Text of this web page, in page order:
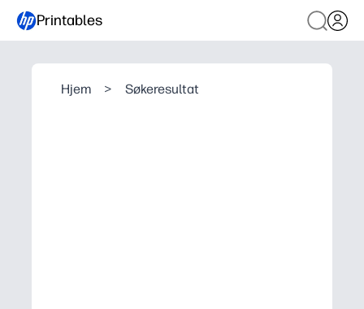
Printables
Hjem > Søkeresultat